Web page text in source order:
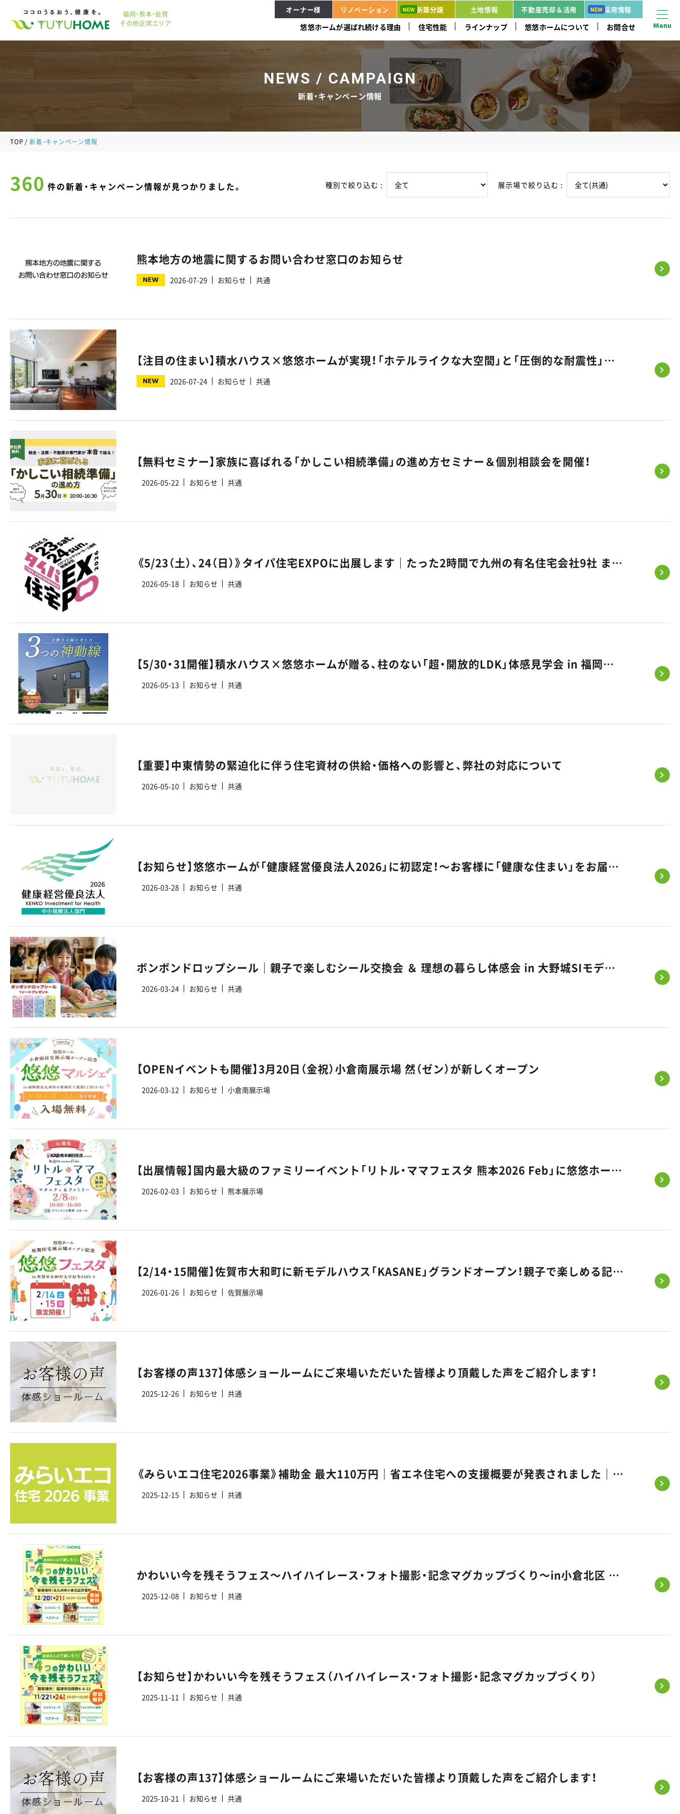
福岡・熊本・佐賀
その他近郊エリア
悠悠ホームが選ばれ続ける理由 住宅性能 ラインナップ 悠悠ホームについて お問合せ
オーナー様 リノベーション 新築分譲 土地情報 不動産売却＆活用 採用情報
Menu
NEWS / CAMPAIGN
新着・キャンペーン情報
TOP 新着・キャンペーン情報
360 件の新着・キャンペーン情報が見つかりました。 種別で絞り込む : 展示場で絞り込む :
熊本地方の地震に関するお問い合わせ窓口のお知らせ
NEW 2026-07-29 お知らせ 共通
【注目の住まい】積水ハウス×悠悠ホームが実現！「ホテルライクな大空間」と「圧倒的な耐震性」を両立する「SIコラボ」の秘密とは？
NEW 2026-07-24 お知らせ 共通
【無料セミナー】家族に喜ばれる「かしこい相続準備」の進め方セミナー＆個別相談会を開催！
2026-05-22 お知らせ 共通
《5/23（土）、24（日）》タイパ住宅EXPOに出展します｜たった2時間で九州の有名住宅会社9社 まとめて比べられる家づくりフェス
2026-05-18 お知らせ 共通
【5/30・31開催】積水ハウス×悠悠ホームが贈る、柱のない「超・開放的LDK」体感見学会 in 福岡市東区
2026-05-13 お知らせ 共通
【重要】中東情勢の緊迫化に伴う住宅資材の供給・価格への影響と、弊社の対応について
2026-05-10 お知らせ 共通
【お知らせ】悠悠ホームが「健康経営優良法人2026」に初認定！～お客様に「健康な住まい」をお届けするため、まずは社員の健康から～
2026-03-28 お知らせ 共通
ボンボンドロップシール｜親子で楽しむシール交換会 ＆ 理想の暮らし体感会 in 大野城SIモデルハウス
2026-03-24 お知らせ 共通
【OPENイベントも開催】3月20日（金祝）小倉南展示場 然（ゼン）が新しくオープン
2026-03-12 お知らせ 小倉南展示場
【出展情報】国内最大級のファミリーイベント「リトル・ママフェスタ 熊本2026 Feb」に悠悠ホームが出展いたします！
2026-02-03 お知らせ 熊本展示場
【2/14・15開催】佐賀市大和町に新モデルハウス「KASANE」グランドオープン！親子で楽しめる記念フェスタへ遊びに来ませんか？
2026-01-26 お知らせ 佐賀展示場
【お客様の声137】体感ショールームにご来場いただいた皆様より頂戴した声をご紹介します！
2025-12-26 お知らせ 共通
《みらいエコ住宅2026事業》補助金 最大110万円｜省エネ住宅への支援概要が発表されました｜福岡・熊本・佐賀のお家づくり｜悠悠ホーム
2025-12-15 お知らせ 共通
かわいい今を残そうフェス～ハイハイレース・フォト撮影・記念マグカップづくり～in小倉北区 開催のお知らせ
2025-12-08 お知らせ 共通
【お知らせ】かわいい今を残そうフェス（ハイハイレース・フォト撮影・記念マグカップづくり）
2025-11-11 お知らせ 共通
【お客様の声137】体感ショールームにご来場いただいた皆様より頂戴した声をご紹介します！
2025-10-21 お知らせ 共通